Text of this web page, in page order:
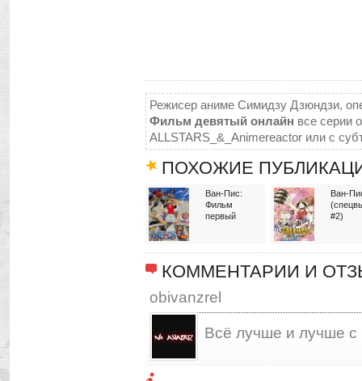
Режисер аниме Симидзу Дзюндзи,
Фильм девятый онлайн все серии
ALLSTARS_&_Animereactor или с
ПОХОЖИЕ
Ван-Пис:
Фильм
первый
Ван-
#2)
КОММЕНТАРИИ И
obivanzrel
Всё лучше и лучше